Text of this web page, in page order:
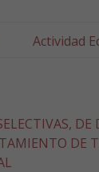
Actividad
DE